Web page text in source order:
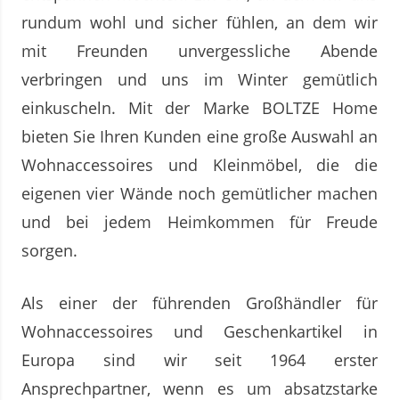
rundum wohl und sicher fühlen, an dem wir
mit Freunden unvergessliche Abende
verbringen und uns im Winter gemütlich
einkuscheln. Mit der Marke BOLTZE Home
bieten Sie Ihren Kunden eine große Auswahl an
Wohnaccessoires und Kleinmöbel, die die
eigenen vier Wände noch gemütlicher machen
und bei jedem Heimkommen für Freude
sorgen.
Als einer der führenden Großhändler für
Wohnaccessoires und Geschenkartikel in
Europa sind wir seit 1964 erster
Ansprechpartner, wenn es um absatzstarke